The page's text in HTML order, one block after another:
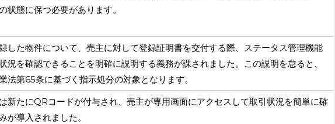
状態に保つ必要があります。
した物件について、売主に対して登録証明書を交付する際、ステータス管理機能
況を確認できることを明確に説明する義務が課されました。この説明を怠ると、
法第65条に基づく指示処分の対象となります。
新たにQRコードが付与され、売主が専用画面にアクセスして取引状況を簡単に確
が導入されました。